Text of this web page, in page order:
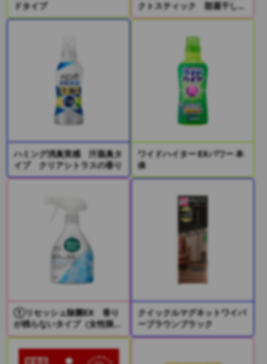
ドタイプ
クトスティック 部屋干し
２本入り
ハミング消臭実感 汗脂臭タ
イプ クリアシトラスの香り
ワイドハイター EXパワー 本
体
①リセッシュ除菌EX 香り
が残らないタイプ（女性限
定）
②リセッシュ除菌EX デオ
ドラントパワー 香りが残ら
クイックルマグネットワイパ
ーブラウンブラック